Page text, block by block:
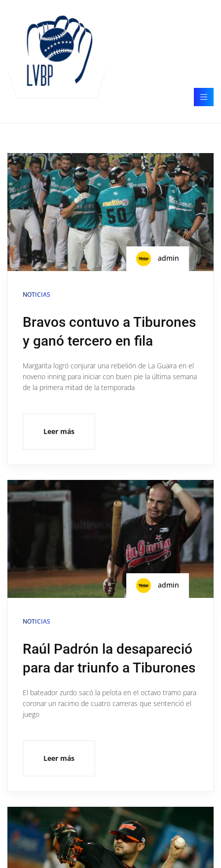
admin
NOTICIAS
Bravos contuvo a Tiburones
y ganó tercero en fila
Margarita logró conjurar una rebelión de La Guaira en el
noveno inning para iniciar con buen pie la última semana
de la primera mitad de la temporada
Leer más
admin
NOTICIAS
Raúl Padrón la desapareció
para dar triunfo a Tiburones
El bateador zurdo sacó la pelota en el octavo tramo para
coronar un racimo de cuatro carreras que sentenció el
juego
Leer más